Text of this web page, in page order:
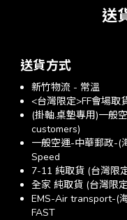
送
送貨方式
新竹物流 - 常溫
<台灣限定>FF會場取
(掛軸.桌墊專用)一般
customers)
一般空運-中華郵政-(
Speed
7-11 純取貨 (台灣限
全家 純取貨 (台灣限
EMS-Air transport-(
FAST